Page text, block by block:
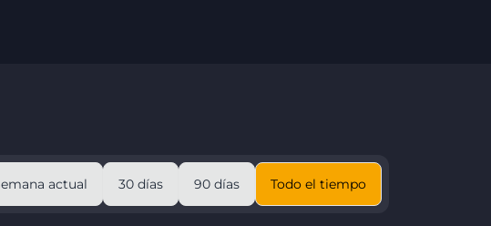
actual 30 días 90 días Todo el tiempo